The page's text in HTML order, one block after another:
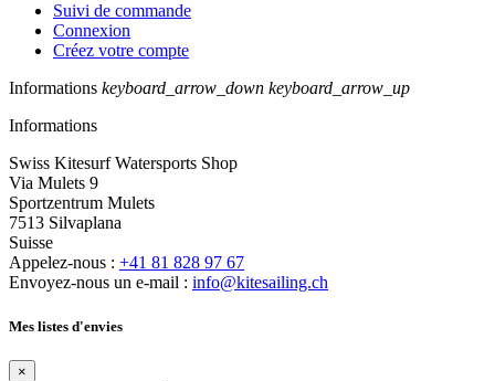
Suivi de commande
Connexion
Créez votre compte
Informations keyboard_arrow_down keyboard_arrow_up
Informations
Swiss Kitesurf Watersports Shop
Via Mulets 9
Sportzentrum Mulets
7513 Silvaplana
Suisse
Appelez-nous : +41 81 828 97 67
Envoyez-nous un e-mail : info@kitesailing.ch
Mes listes d'envies
×